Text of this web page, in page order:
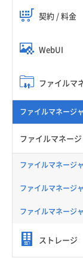
契約 / 料金
WebUI
ファイルマ
ファイルマネージ
ファイルマネー
ファイルマネージ
ファイルマネージ
ファイルマネージ
ストレージ